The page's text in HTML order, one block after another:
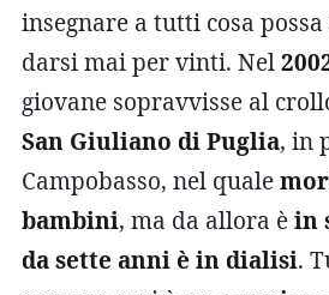
insegnare a tutti cosa
darsi mai per vinti. Nel
giovane sopravvisse al
San Giuliano di Puglia, in
Campobasso, nel quale
bambini, ma da allora èin
da sette anni è in dialisi.